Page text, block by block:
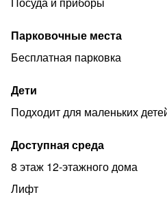
Квартира предоставляется
Мы не являемся агентством и
гостиничных услуг, поэтому
Заселение проводим в
возможность раннего
договора аренды требуется
паспорта.
Парковочные места
Бесплатная парковка
Дети
Подходит для маленьких
Доступная среда
8 этаж 12-этажного дома
Лифт